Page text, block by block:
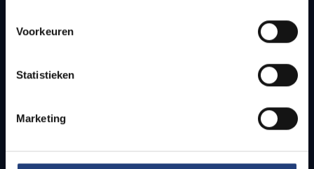
Voorkeuren
Statistieken
Marketing
Bereikbaarheid